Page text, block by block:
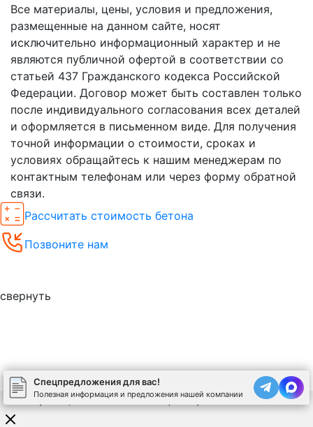
Все материалы, цены, условия и предложения,
размещенные на данном сайте, носят
исключительно информационный характер и не
являются публичной офертой в соответствии со
статьей 437 Гражданского кодекса Российской
Федерации. Договор может быть составлен только
после индивидуального согласования всех деталей
и оформляется в письменном виде. Для получения
точной информации о стоимости, сроках и
условиях обращайтесь к нашим менеджерам по
контактным телефонам или через форму обратной
связи.
Спецпредложения для вас!
Полезная информация и предложения нашей компании
Рассчитать стоимость бетона
Позвоните нам
свернуть
Используя сайт, вы соглашаетесь на обработку